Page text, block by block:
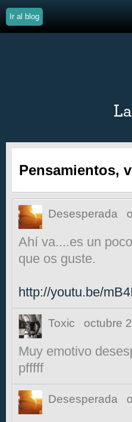
Ir al blog
Pensamientos,
Desesperada
Ahí va....es un
que os guste.
http://youtu.be/
Toxic octubre
Muy emotivo
pfffff
Desesperada